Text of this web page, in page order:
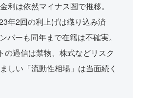
利は依然マイナス圏で推移。
年2回の利上げは織り込み済
バーも同年まで在籍は不確実。
の過信は禁物、株式などリスク
しい「流動性相場」は当面続く